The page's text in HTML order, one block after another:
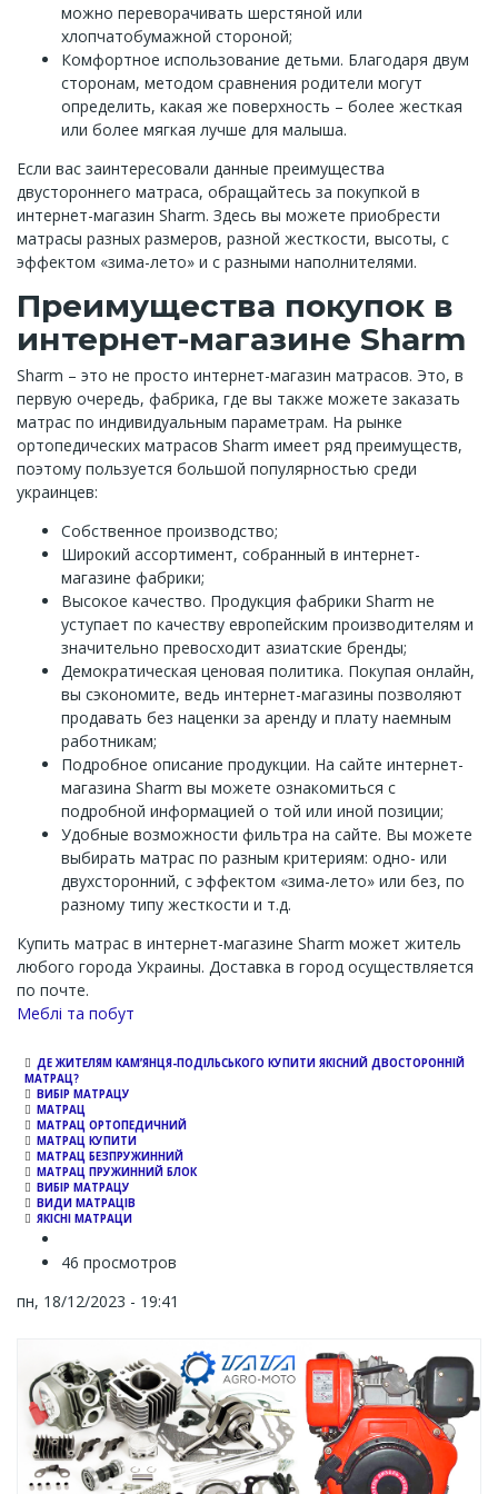
можно переворачивать шерстяной или
хлопчатобумажной стороной;
Комфортное использование детьми. Благодаря двум
сторонам, методом сравнения родители могут
определить, какая же поверхность – более жесткая
или более мягкая лучше для малыша.
Если вас заинтересовали данные преимущества
двустороннего матраса, обращайтесь за покупкой в ​​
интернет-магазин Sharm. Здесь вы можете приобрести
матрасы разных размеров, разной жесткости, высоты, с
эффектом «зима-лето» и с разными наполнителями.
Преимущества покупок в
интернет-магазине Sharm
Sharm – это не просто интернет-магазин матрасов. Это, в
первую очередь, фабрика, где вы также можете заказать
матрас по индивидуальным параметрам. На рынке
ортопедических матрасов Sharm имеет ряд преимуществ,
поэтому пользуется большой популярностью среди
украинцев:
Собственное производство;
Широкий ассортимент, собранный в интернет-
магазине фабрики;
Высокое качество. Продукция фабрики Sharm не
уступает по качеству европейским производителям и
значительно превосходит азиатские бренды;
Демократическая ценовая политика. Покупая онлайн,
вы сэкономите, ведь интернет-магазины позволяют
продавать без наценки за аренду и плату наемным
работникам;
Подробное описание продукции. На сайте интернет-
магазина Sharm вы можете ознакомиться с
подробной информацией о той или иной позиции;
Удобные возможности фильтра на сайте. Вы можете
выбирать матрас по разным критериям: одно- или
двухсторонний, с эффектом «зима-лето» или без, по
разному типу жесткости и т.д.
Купить матрас в интернет-магазине Sharm может житель
любого города Украины. Доставка в город осуществляется
по почте.
Channel
Меблі та побут
ДЕ ЖИТЕЛЯМ КАМ’ЯНЦЯ-ПОДІЛЬСЬКОГО КУПИТИ ЯКІСНИЙ ДВОСТОРОННІЙ
МАТРАЦ?
ВИБІР МАТРАЦУ
МАТРАЦ
МАТРАЦ ОРТОПЕДИЧНИЙ
МАТРАЦ КУПИТИ
МАТРАЦ БЕЗПРУЖИННИЙ
МАТРАЦ ПРУЖИННИЙ БЛОК
ВИБІР МАТРАЦУ
ВИДИ МАТРАЦІВ
ЯКІСНІ МАТРАЦИ
46 просмотров
пн, 18/12/2023 - 19:41